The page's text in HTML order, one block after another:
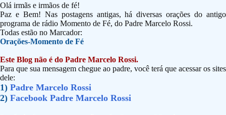
Olá irmãs e irmãos de fé!
Paz e Bem! Nas postagens antigas, há diversas orações do antigo
programa de rádio Momento de Fé, do Padre Marcelo Rossi.
Todas estão no Marcador:
Orações-Momento de Fé
Este Blog não é do Padre Marcelo Rossi.
Para que sua mensagem chegue ao padre, você terá que acessar os sites
dele:
1) Padre Marcelo Rossi
2) Facebook Padre Marcelo Rossi